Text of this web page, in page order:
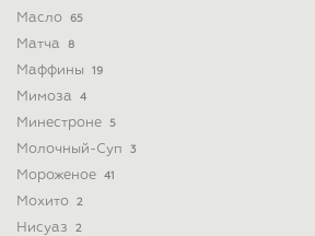
Масло 65
Матча 8
Маффины 19
Мимоза 4
Минестроне 5
Молочный-Суп 3
Мороженое 41
Мохито 2
Нисуаз 2